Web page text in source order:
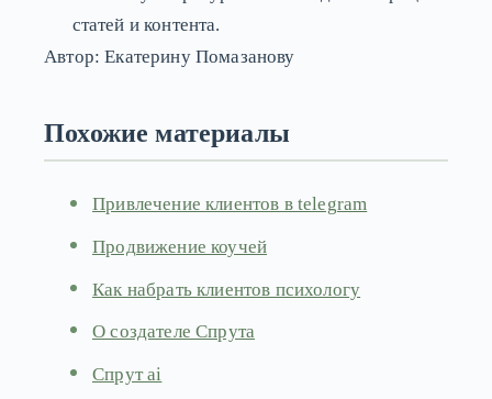
статей и контента.
Автор: Екатерину Помазанову
Похожие материалы
Привлечение клиентов в telegram
Продвижение коучей
Как набрать клиентов психологу
О создателе Спрута
Спрут ai